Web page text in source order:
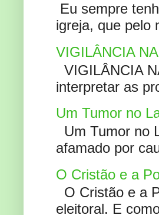
Eu sempre
igreja, que pelo
VIGILÂNCIA
VIGILÂNCIA
interpretar as
Um Tumor no
Um Tumor no
afamado por
O Cristão e a
O Cristão e a
eleitoral. E